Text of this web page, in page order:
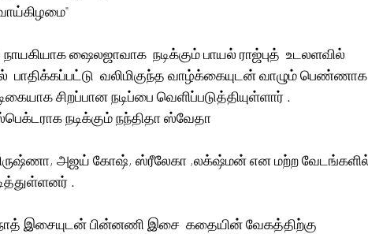
ஷைலஜாவாக  நடிக்கும் பாயல் ராஜ்புத்  உடலளவில்
பாதிக்கப்பட்டு  வலிமிகுந்த வாழ்க்கையுடன் வாழும் பெண்ணாக
சிறப்பான நடிப்பை வெளிப்படுத்தியுள்ளார் .
நடிக்கும் நந்திதா ஸ்வேதா
கோஷ், ஸ்ரீலேகா ,லக்‌ஷ்மன் என மற்ற வேடங்களில்
.
இசையுடன் பின்னணி இசை  கதையின் வேகத்திற்கு